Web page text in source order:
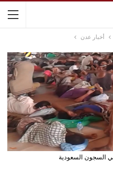
أخبار عدن
في السجون السعودية